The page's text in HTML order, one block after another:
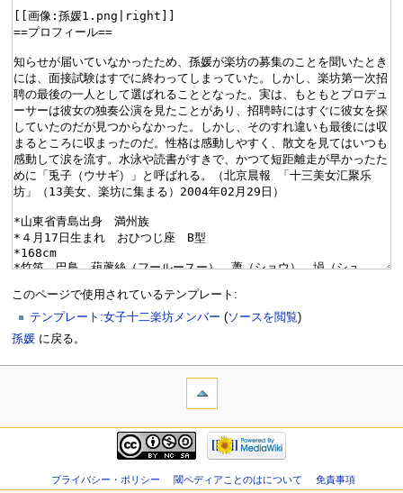
このページで使用されているテンプレート:
テンプレート:女子十二楽坊メンバー (ソースを閲覧)
孫媛に戻る。
プライバシー・ポリシー 閾ペディアことのはについて 免責事項